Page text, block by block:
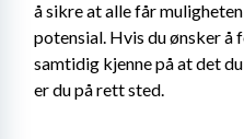
å sikre at alle får
potensial. Hvis du ønsker å
samtidig kjenne på at det
er du på rett sted.